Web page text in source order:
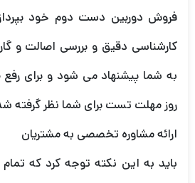
فروش دوربین دست دوم خود
کارشناسی دقیق و بررسی اصالت و
به شما پیشنهاد می شود و برای
روز مهلت تست برای شما نظر گرفته
ارائه مشاوره تخصصی به مشتریان
باید به این نکته توجه کرد که